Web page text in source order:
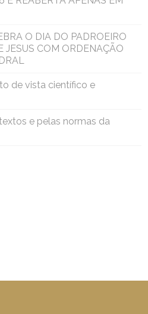
O DIA DO PADROEIRO
JESUS COM ORDENAÇÃO
de vista científico e
e pelas normas da